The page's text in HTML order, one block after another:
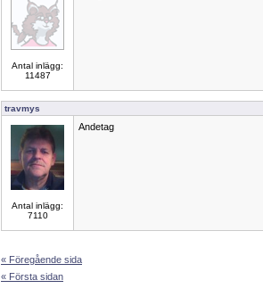
Antal inlägg:
11487
travmys
Antal inlägg:
7110
Andetag
« Föregående sida
« Första sidan